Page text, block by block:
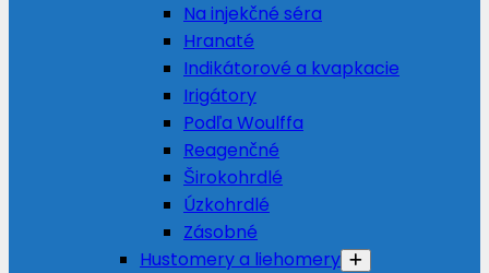
Na injekčné séra
Hranaté
Indikátorové a kvapkacie
Irigátory
Podľa Woulffa
Reagenčné
Širokohrdlé
Úzkohrdlé
Zásobné
Hustomery a liehomery